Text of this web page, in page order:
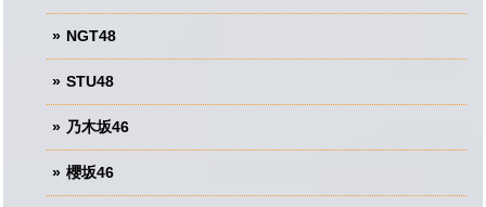
NGT48
STU48
乃木坂46
櫻坂46